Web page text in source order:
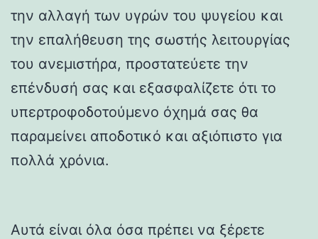
την αλλαγή των υγρών του ψυγείου και
την επαλήθευση της σωστής λειτουργίας
του ανεμιστήρα, προστατεύετε την
επένδυσή σας και εξασφαλίζετε ότι το
υπερτροφοδοτούμενο όχημά σας θα
παραμείνει αποδοτικό και αξιόπιστο για
πολλά χρόνια.
Αυτά είναι όλα όσα πρέπει να ξέρετε